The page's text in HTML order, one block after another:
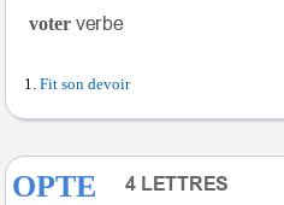
voter
Fit son devoir
OPTE